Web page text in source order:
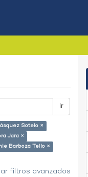
Ir
Sotelo ×
Jara ×
Barboza Tello ×
filtros avanzados